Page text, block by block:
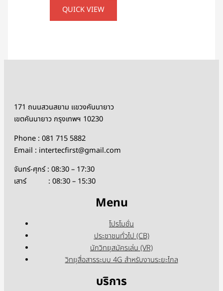
QUICK VIEW
171 ถนนสวนสยาม แขวงคันนายาว
เขตคันนายาว กรุงเทพฯ 10230
Phone : 081 715 5882
Email : intertecfirst@gmail.com
จันทร์-ศุกร์ : 08:30 – 17:30
เสาร์ : 08:30 – 15:30
Menu
โปรโมชั่น
ประชาชนทั่วไป (CB)
นักวิทยุสมัครเล่น (VR)
วิทยุสื่อสารระบบ 4G สำหรับงานระยะไกล
บริการ